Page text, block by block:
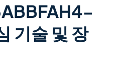
기술 및 장